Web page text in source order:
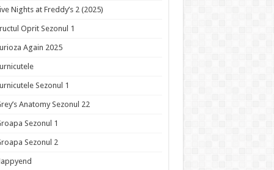
Nights at Freddy’s 2 (2025)
Oprit Sezonul 1
Again 2025
Sezonul 1
Anatomy Sezonul 22
Sezonul 1
Sezonul 2